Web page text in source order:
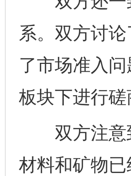
系。双方讨
了市场准入
板块下进行
双方注意到
材料和矿物